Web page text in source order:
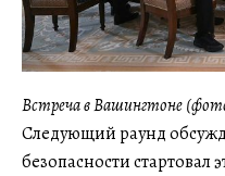
Встреча в Вашингтоне
Следующий раунд
безопасности стартовал